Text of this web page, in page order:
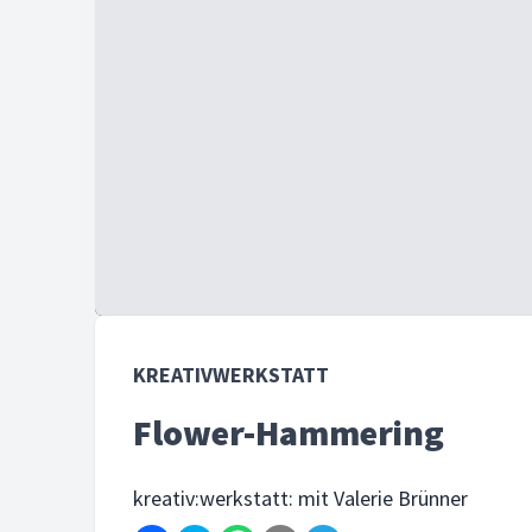
KREATIVWERKSTATT
Flower-Hammering
kreativ:werkstatt: mit Valerie Brünner